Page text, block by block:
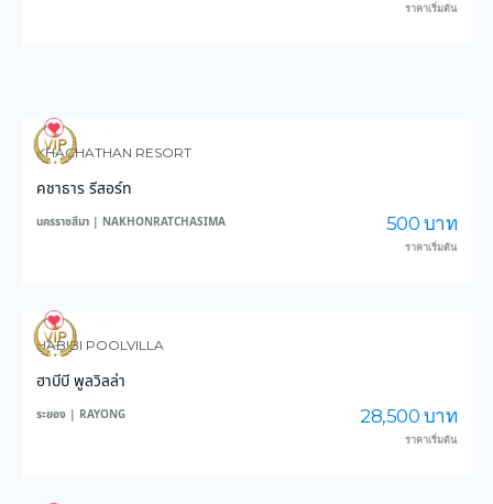
ราคาเริ่มต้น
57
KHACHATHAN RESORT
คชาธาร รีสอร์ท
นครราชสีมา | NAKHONRATCHASIMA 500 บาท
ราคาเริ่มต้น
78
HABIBI POOLVILLA
ฮาบีบี พูลวิลล่า
ระยอง | RAYONG 28,500 บาท
ราคาเริ่มต้น